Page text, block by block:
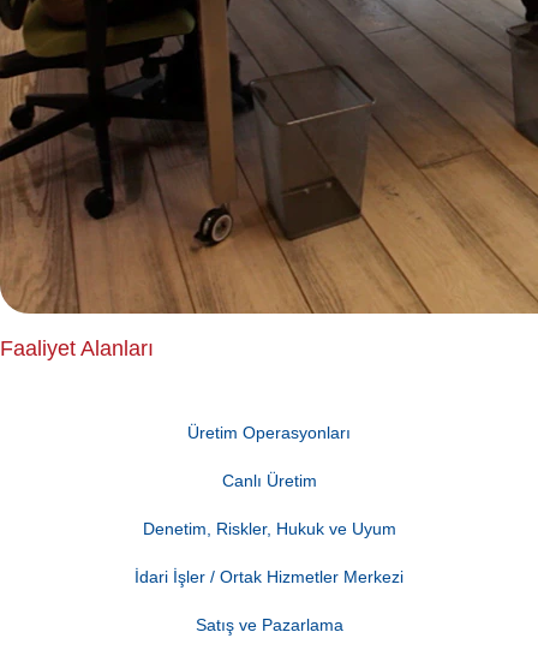
Faaliyet Alanları
Üretim Operasyonları
Canlı Üretim
Denetim, Riskler, Hukuk ve Uyum
İdari İşler / Ortak Hizmetler Merkezi
Satış ve Pazarlama